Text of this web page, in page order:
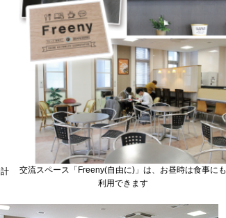
交流スペース「Freeny(自由に)」は、お昼時は食事にも
利用できます